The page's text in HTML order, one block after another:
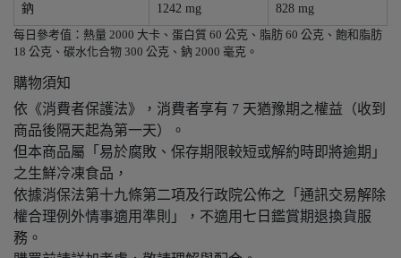
鈉 1242 mg
828 mg
每日參考值：熱量 2000 大卡、蛋白質 60 公克、脂肪 60 公克、飽和脂肪
18 公克、碳水化合物 300 公克、鈉 2000 毫克。
購物須知
依《消費者保護法》，消費者享有 7 天猶豫期之權益（收到
商品後隔天起為第一天）。
但本商品屬「易於腐敗、保存期限較短或解約時即將逾期」
之生鮮冷凍食品，
依據消保法第十九條第二項及行政院公佈之「通訊交易解除
權合理例外情事適用準則」，不適用七日鑑賞期退換貨服
務。